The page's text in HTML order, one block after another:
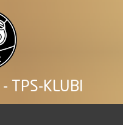
TPS-KLUBI